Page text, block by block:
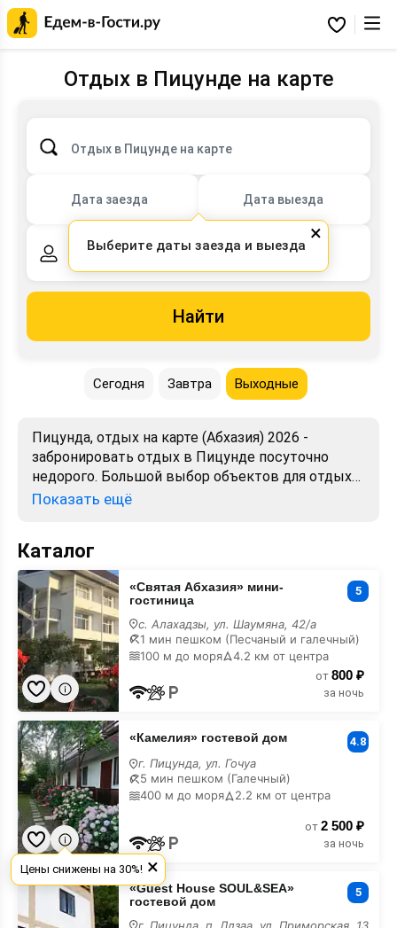
Гости.ру
Избранное
Отдых в Пицунде на карте
Отдых в Пицунде на карте
Дата заезда Дата выезда
2 взрослых, 0 детей
Найти
Сегодня Завтра Выходные
Пицунда, отдых на карте (Абхазия) 2026 -
забронировать отдых в Пицунде посуточно
недорого. Большой выбор объектов для отдыха.
Сравнивайте цены, читайте отзывы, смотрите
Показать ещё
Каталог
«Святая
Абхазия»
мини-
гостиница
на
карте
«Святая Абхазия» мини-
гостиница
5
с. Алахадзы, ул. Шаумяна, 42/а
1 мин пешком (Песчаный и галечный)
100 м до моря
4.2 км от центра
от 800 ₽
за ночь
«Камелия»
гостевой
дом
на
карте
«Камелия» гостевой дом 4.8
г. Пицунда, ул. Гочуа
5 мин пешком (Галечный)
400 м до моря
2.2 км от центра
от 2 500 ₽
за ночь
«Guest
SOUL&SEA»
гостевой
«Guest House SOUL&SEA»
гостевой дом
5
г. Пицунда, п. Лдзаа, ул. Приморская, 13
×
Выберите даты заезда и выезда
×
Цены снижены на 30%!